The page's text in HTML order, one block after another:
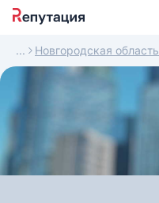
Новгородская область